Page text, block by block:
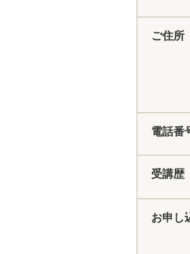
ご住所
電話番
受講歴
お申し